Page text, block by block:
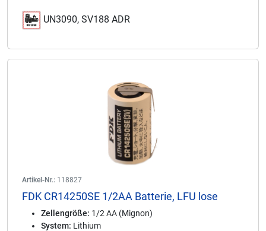
UN3090, SV188 ADR
Artikel-Nr.: 118827
FDK CR14250SE 1/2AA Batterie, LFU lose
Zellengröße: 1/2 AA (Mignon)
System: Lithium